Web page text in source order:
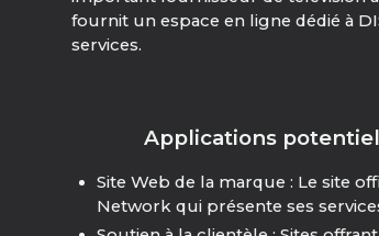
fournit un espace en ligne dédié à
services.
Applications
Site Web de la marque : Le site
Network qui présente ses